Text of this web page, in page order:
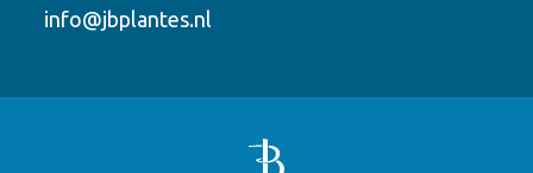
info@jbplantes.nl